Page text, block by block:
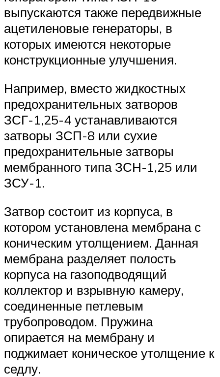
выпускаются также передвижные
ацетиленовые генераторы, в
которых имеются некоторые
конструкционные улучшения.
Например, вместо жидкостных
предохранительных затворов
ЗСГ-1,25-4 устанавливаются
затворы ЗСП-8 или сухие
предохранительные затворы
мембранного типа ЗСН-1,25 или
ЗСУ-1.
Затвор состоит из корпуса, в
котором установлена мембрана с
коническим утолщением. Данная
мембрана разделяет полость
корпуса на газоподводящий
коллектор и взрывную камеру,
соединенные петлевым
трубопроводом. Пружина
опирается на мембрану и
поджимает коническое утолщение к
седлу.